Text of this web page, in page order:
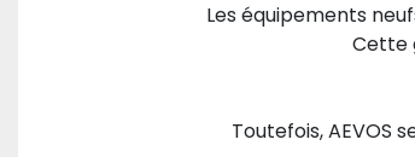
Les équipements
Cette
Toutefois, AEVOS